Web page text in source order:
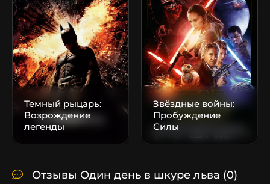
Темный рыцарь:
Возрождение
легенды
Звёздные войны:
Пробуждение
Силы
Отзывы Один день в шкуре льва (0)